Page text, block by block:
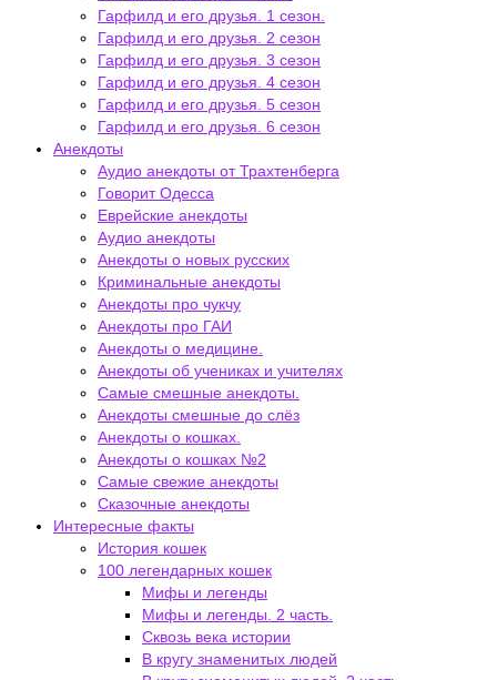
Гарфилд и его друзья. 1 сезон.
Гарфилд и его друзья. 2 сезон
Гарфилд и его друзья. 3 сезон
Гарфилд и его друзья. 4 сезон
Гарфилд и его друзья. 5 сезон
Гарфилд и его друзья. 6 сезон
Анекдоты
Аудио анекдоты от Трахтенберга
Говорит Одесса
Еврейские анекдоты
Аудио анекдоты
Анекдоты о новых русских
Криминальные анекдоты
Анекдоты про чукчу
Анекдоты про ГАИ
Анекдоты о медицине.
Анекдоты об учениках и учителях
Самые смешные анекдоты.
Анекдоты смешные до слёз
Анекдоты о кошках.
Анекдоты о кошках №2
Самые свежие анекдоты
Сказочные анекдоты
Интересные факты
История кошек
100 легендарных кошек
Мифы и легенды
Мифы и легенды. 2 часть.
Сквозь века истории
В кругу знаменитых людей